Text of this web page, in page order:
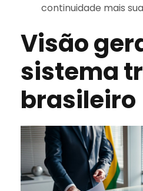
continuidade mais
Visão
sistema
brasileiro